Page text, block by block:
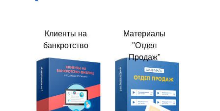
Клиенты на
банкротство
Материалы
"Отдел
Продаж"